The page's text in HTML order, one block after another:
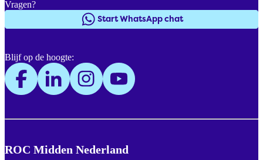
ROC Midden Nederland
Vragen?
Start WhatsApp chat
Blijf op de hoogte: